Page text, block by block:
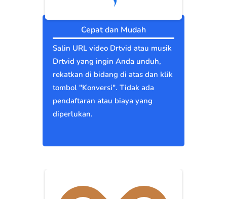
Cepat dan Mudah
Salin URL video Drtvid atau musik
Drtvid yang ingin Anda unduh,
rekatkan di bidang di atas dan klik
tombol "Konversi". Tidak ada
pendaftaran atau biaya yang
diperlukan.